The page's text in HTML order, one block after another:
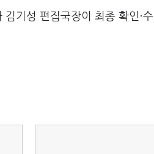
기성 편집국장이 최종 확인·수